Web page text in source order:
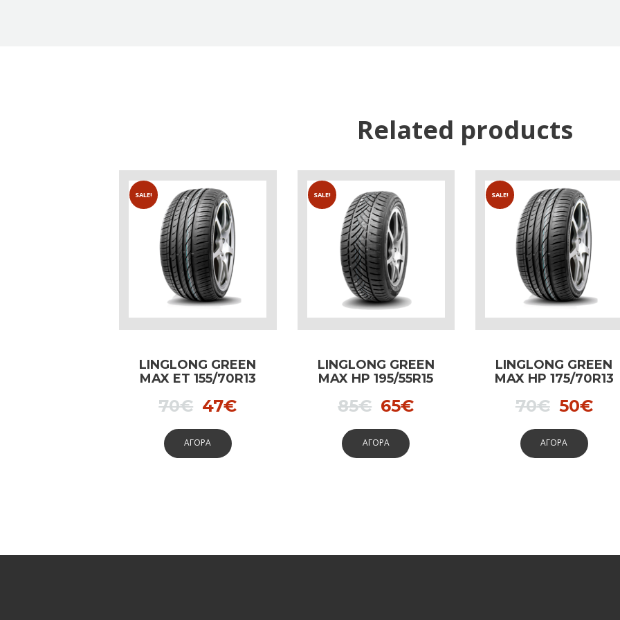
Related products
SALE!
LINGLONG GREEN
MAX ET 155/70R13
70€ Original
price
was:
47€Current
ΑΓΟΡΑ
SALE!
LINGLONG GREEN
MAX HP 195/55R15
85€ Original
price
was:
65€Current
ΑΓΟΡΑ
SALE!
LINGLONG GREEN
MAX HP 175/70R13
70€ Original
price
was:
50€
ΑΓΟΡΑ